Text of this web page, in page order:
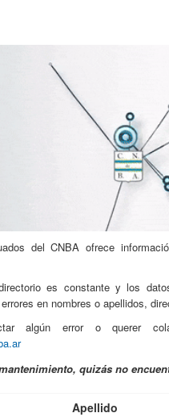
del CNBA ofrece
es constante y los
en nombres o apellidos,
algún error o querer
quizás no
Apellido